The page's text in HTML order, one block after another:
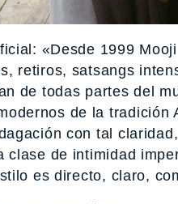
«Desde 1999
retiros, satsangs
de todas partes del
de la
con tal
clase de intimidad
es directo, claro,